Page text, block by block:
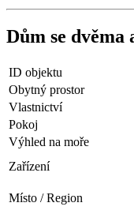
Dům se
ID objektu
Obytný prostor
Vlastnictví
Pokoj
Výhled na moře
Zařízení
Místo / Region